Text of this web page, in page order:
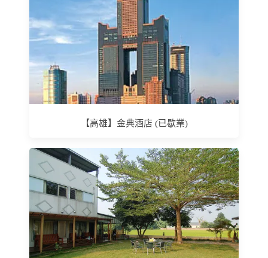
【高雄】金典酒店 (已歇業)